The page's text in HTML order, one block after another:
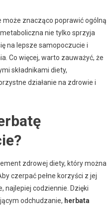
może znacząco poprawić ogólną
nie tylko sprzyja
na lepsze samopoczucie i
Co więcej, warto zauważyć, że
składnikami diety,
działanie na zdrowie i
zdrowej diety, który można
czerpać pełne korzyści z jej
najlepiej codziennie. Dzięki
odchudzanie, herbata